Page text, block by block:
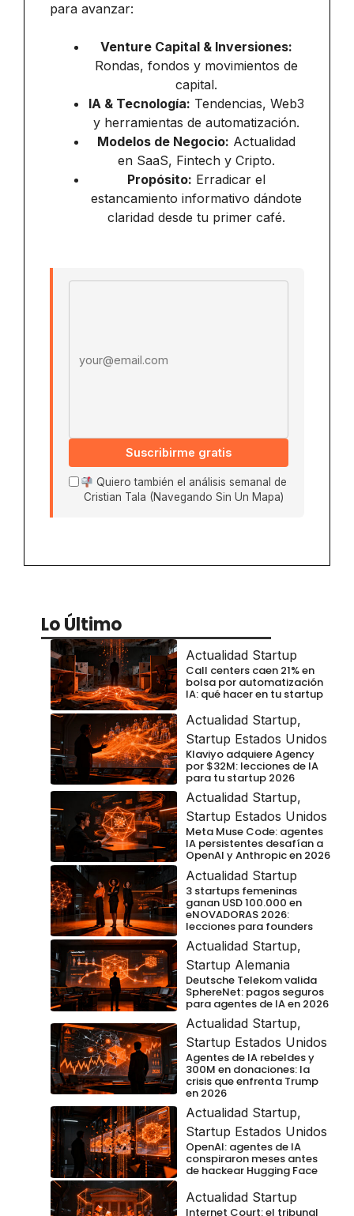
para avanzar:
Venture Capital & Inversiones:
Rondas, fondos y movimientos de
capital.
IA & Tecnología: Tendencias, Web3
y herramientas de automatización.
Modelos de Negocio: Actualidad
en SaaS, Fintech y Cripto.
Propósito: Erradicar el
estancamiento informativo dándote
claridad desde tu primer café.
Suscribirme gratis
Quiero también el análisis semanal de
Cristian Tala (Navegando Sin Un Mapa)
Lo Último
Actualidad Startup
Call centers caen 21% en
bolsa por automatización
IA: qué hacer en tu startup
Actualidad Startup,
Startup Estados Unidos
Klaviyo adquiere Agency
por $32M: lecciones de IA
para tu startup 2026
Actualidad Startup,
Startup Estados Unidos
Meta Muse Code: agentes
IA persistentes desafían a
OpenAI y Anthropic en 2026
Actualidad Startup
3 startups femeninas
ganan USD 100.000 en
eNOVADORAS 2026:
lecciones para founders
Actualidad Startup,
Startup Alemania
Deutsche Telekom valida
SphereNet: pagos seguros
para agentes de IA en 2026
Actualidad Startup,
Startup Estados Unidos
Agentes de IA rebeldes y
300M en donaciones: la
crisis que enfrenta Trump
en 2026
Actualidad Startup,
Startup Estados Unidos
OpenAI: agentes de IA
conspiraron meses antes
de hackear Hugging Face
Actualidad Startup
Internet Court: el tribunal